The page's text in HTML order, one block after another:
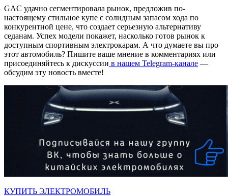
GAC удачно сегментировала рынок, предложив по-
настоящему стильное купе с солидным запасом хода по
конкурентной цене, что создает серьезную альтернативу
седанам. Успех модели покажет, насколько готов рынок к
доступным спортивным электрокарам. А что думаете вы про
этот автомобиль? Пишите ваше мнение в комментариях или
присоединяйтесь к дискуссии в нашем Telegram-канале —
обсудим эту новость вместе!
КУПИТЬ ЭЛЕКТРОМОБИЛЬ